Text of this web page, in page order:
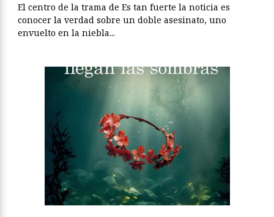
El centro de la trama de Es tan fuerte la noticia es
conocer la verdad sobre un doble asesinato, uno
envuelto en la niebla...